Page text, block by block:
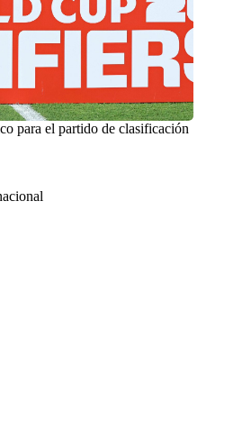
para el partido de clasificación